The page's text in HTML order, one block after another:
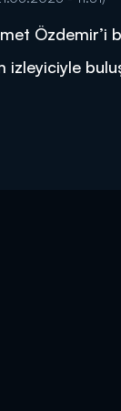
izleyiciyle